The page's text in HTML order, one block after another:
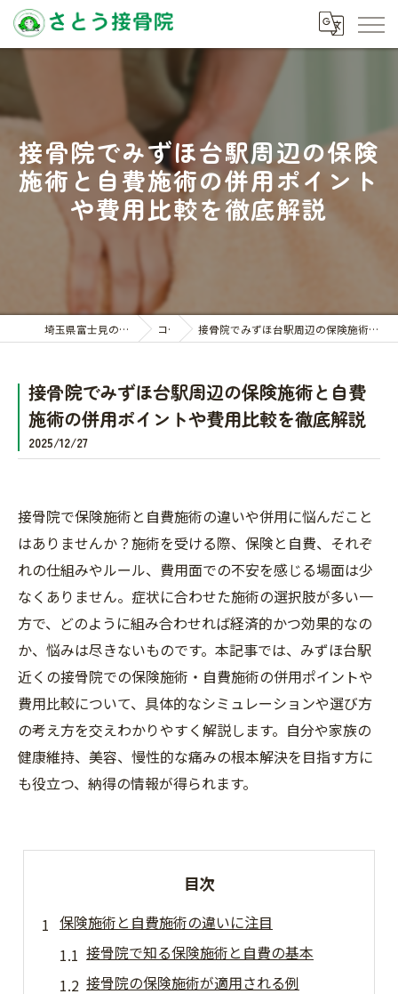
接骨院でみずほ台駅周辺の保険
施術と自費施術の併用ポイント
や費用比較を徹底解説
埼玉県富士見の接骨院ならさとう接骨院 コラム 接骨院でみずほ台駅周辺の保険施術と自費施術の併用ポイントや費用比較を徹底解説
接骨院でみずほ台駅周辺の保険施術と自費
施術の併用ポイントや費用比較を徹底解説
2025/12/27
接骨院で保険施術と自費施術の違いや併用に悩んだこと
はありませんか？施術を受ける際、保険と自費、それぞ
れの仕組みやルール、費用面での不安を感じる場面は少
なくありません。症状に合わせた施術の選択肢が多い一
方で、どのように組み合わせれば経済的かつ効果的なの
か、悩みは尽きないものです。本記事では、みずほ台駅
近くの接骨院での保険施術・自費施術の併用ポイントや
費用比較について、具体的なシミュレーションや選び方
の考え方を交えわかりやすく解説します。自分や家族の
健康維持、美容、慢性的な痛みの根本解決を目指す方に
も役立つ、納得の情報が得られます。
目次
保険施術と自費施術の違いに注目
接骨院で知る保険施術と自費の基本
接骨院の保険施術が適用される例